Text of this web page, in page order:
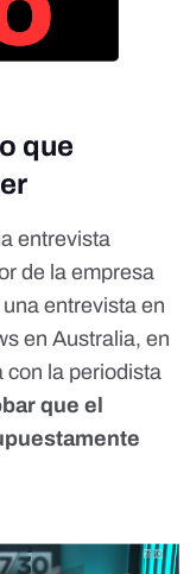
que
entrevista
de la empresa
entrevista en
en Australia, en
con la periodista
que el